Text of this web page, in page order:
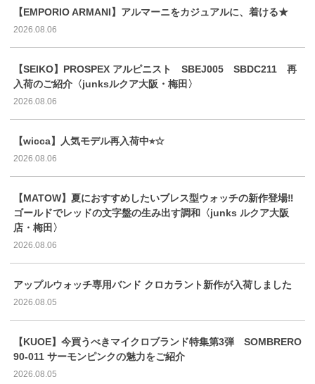
【EMPORIO ARMANI】アルマーニをカジュアルに、着ける★
2026.08.06
【SEIKO】PROSPEX アルピニスト SBEJ005 SBDC211 再
入荷のご紹介〈junksルクア大阪・梅田〉
2026.08.06
【wicca】人気モデル再入荷中⭐︎☆
2026.08.06
【MATOW】夏におすすめしたいブレス型ウォッチの新作登場‼️
ゴールドでレッドの文字盤の生み出す調和〈junks ルクア大阪
店・梅田〉
2026.08.06
アップルウォッチ専用バンド クロカラント新作が入荷しました
2026.08.05
【KUOE】今買うべきマイクロブランド特集第3弾 SOMBRERO
90-011 サーモンピンクの魅力をご紹介
2026.08.05